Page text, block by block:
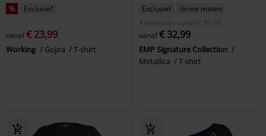
% Exclusief
vanaf€ 23,99
Working Gojira T-shirt
Exclusief
Grote maten
Adviesprijs
vanaf € 39,99
vanaf€ 32,99
EMP Signature Collection
Metallica
T-shirt